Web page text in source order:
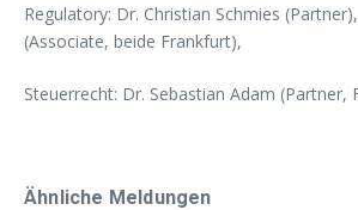
Regulatory: Dr. Christian Schmies
(Associate, beide Frankfurt),
Steuerrecht: Dr. Sebastian Adam (Partner,
Ähnliche Meldungen